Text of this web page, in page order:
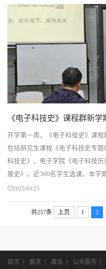
《电子科技史》课程群新学
开学第一周，《电子科技史》课程
包括研究生课程《电子科技史专
科技史》、电子学院《电子科技
展史》，近300名学生选课。本学
慈、叶桂兰老师，电子学院张丽、
2025/03/25
共257条 上页 1 2
首页 | 展览 | 藏品 | 公共服务 |